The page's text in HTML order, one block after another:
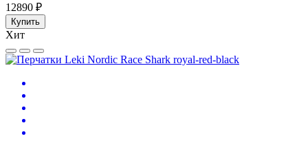
12890 ₽
Купить
Хит